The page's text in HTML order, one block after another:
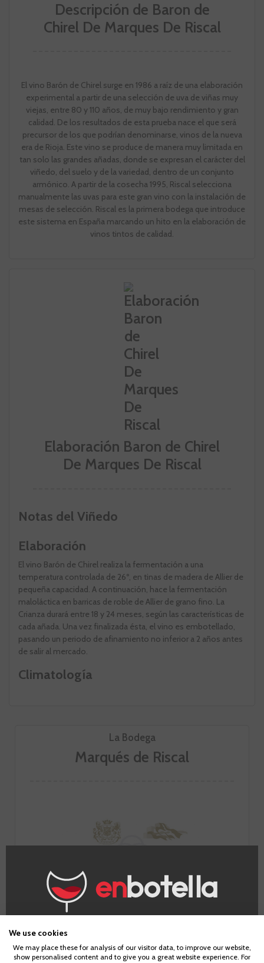
La Bodega
Marqués de Riscal
IR A LA BODEGA
Descripción de Baron de
Chirel De Marques De Riscal
El vino Barón de Chirel surge en 1986 a raíz de una elaboración
experimental a partir de una selección de uva de viñas muy
viejas, entre 80 y 110 años, de muy bajo rendimiento y gran
calidad. De los resultados de esta prueba nace el que será
precursor de los que podrían denominarse, vinos de la nueva
era de Rioja. Este vino se produce de manera muy limitada en
tan solo las grandes añadas, donde se expresan el carácter del
viñedo, del suelo y de la variedad, dentro de un conjunto
armónico. A partir de la cosecha 1995, Riscal selecciona
manualmente las uvas para este gran vino con la instalación de
mesas de selección. Riscal es la primera bodega que introduce
este sistema en España marcando un hito en la elaboración de
vinos tintos de calidad.
Elaboración Baron de Chirel
De Marques De Riscal
Notas del Viñedo
Elaboración
El vino Barón de Chirel realiza la fermentación a una
temperatura controlada de 26º, en tinas de madera de Allier de
pequeña capacidad. A continuación, hace la fermentación
maloláctica en barricas de roble de Allier de grano fino. La
Crianza durará entre 18 y 24 meses, según las características de
cada añada. Una vez finalizada ésta, el vino es embotellado,
pasando un periodo de afinamiento no inferior a 2 años antes
de salir al mercado.
Climatología
¿Eres mayor de edad?
Para acceder a enbotella, debes tener la edad legal de
We use cookies
We may place these for analysis of our visitor data, to improve our website,
show personalised content and to give you a great website experience. For